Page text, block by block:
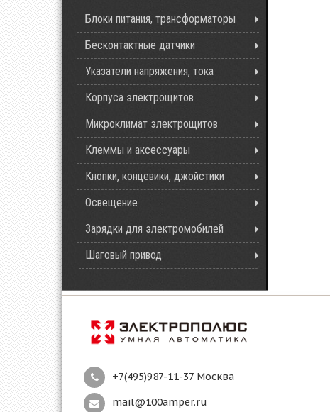
Блоки питания, трансформаторы
Бесконтактные датчики
Указатели напряжения, тока
Корпуса электрощитов
Микроклимат электрощитов
Клеммы и аксессуары
Кнопки, концевики, джойстики
Освещение
Зарядки для электромобилей
Шаговый привод
+7(495)987-11-37 Москва
mail@100amper.ru